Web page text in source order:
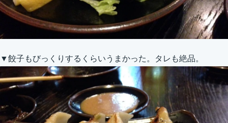
▼餃子もびっくりするくらいうまかった。タレも絶品。